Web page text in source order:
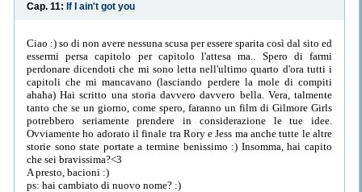
Cap. 11: If I ain't got you
Ciao :) so di non avere nessuna scusa per essere sparita così dal sito ed
essermi persa capitolo per capitolo l'attesa ma.. Spero di farmi
perdonare dicendoti che mi sono letta nell'ultimo quarto d'ora tutti i
capitoli che mi mancavano (lasciando perdere la mole di compiti
ahaha) Hai scritto una storia davvero davvero bella. Vera, talmente
tanto che se un giorno, come spero, faranno un film di Gilmore Girls
potrebbero seriamente prendere in considerazione le tue idee.
Ovviamente ho adorato il finale tra Rory e Jess ma anche tutte le altre
storie sono state portate a termine benissimo :) Insomma, hai capito
che sei bravissima?<3
A presto, bacioni :)
ps: hai cambiato di nuovo nome? :)